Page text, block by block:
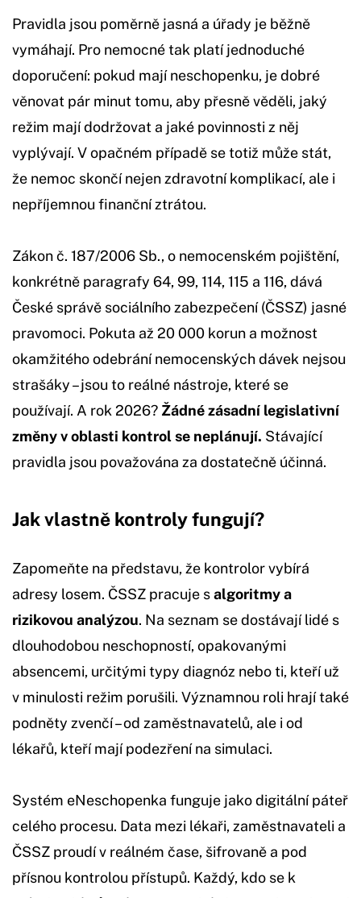
Pravidla jsou poměrně jasná a úřady je běžně
vymáhají. Pro nemocné tak platí jednoduché
doporučení: pokud mají neschopenku, je dobré
věnovat pár minut tomu, aby přesně věděli, jaký
režim mají dodržovat a jaké povinnosti z něj
vyplývají. V opačném případě se totiž může stát,
že nemoc skončí nejen zdravotní komplikací, ale i
nepříjemnou finanční ztrátou.
Zákon č. 187/2006 Sb., o nemocenském pojištění,
konkrétně paragrafy 64, 99, 114, 115 a 116, dává
České správě sociálního zabezpečení (ČSSZ) jasné
pravomoci. Pokuta až 20 000 korun a možnost
okamžitého odebrání nemocenských dávek nejsou
strašáky – jsou to reálné nástroje, které se
používají. A rok 2026? Žádné zásadní legislativní
změny v oblasti kontrol se neplánují. Stávající
pravidla jsou považována za dostatečně účinná.
Jak vlastně kontroly fungují?
Zapomeňte na představu, že kontrolor vybírá
adresy losem. ČSSZ pracuje salgoritmy a
rizikovou analýzou. Na seznam se dostávají lidé s
dlouhodobou neschopností, opakovanými
absencemi, určitými typy diagnóz nebo ti, kteří už
v minulosti režim porušili. Významnou roli hrají také
podněty zvenčí – od zaměstnavatelů, ale i od
lékařů, kteří mají podezření na simulaci.
Systém eNeschopenka funguje jako digitální páteř
celého procesu. Data mezi lékaři, zaměstnavateli a
ČSSZ proudí v reálném čase, šifrovaně a pod
přísnou kontrolou přístupů. Každý, kdo se k